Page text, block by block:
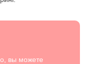
вы можете